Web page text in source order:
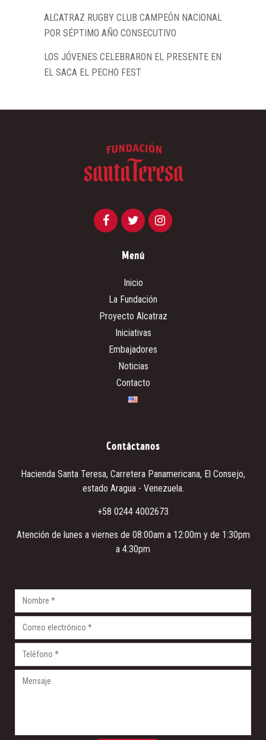
ALCATRAZ RUGBY CLUB CAMPEÓN NACIONAL
POR SÉPTIMO AÑO CONSECUTIVO
LOS JÓVENES CELEBRARON EL PRESENTE EN
EL SACA EL PECHO FEST
Menú
Inicio
La Fundación
Proyecto Alcatraz
Iniciativas
Embajadores
Noticias
Contacto
Contáctanos
Hacienda Santa Teresa, Carretera Panamericana, El Consejo,
estado Aragua - Venezuela.
+58 0244 4002673
Atención de lunes a viernes de 08:00am a 12:00m y de 1:30pm
a 4:30pm